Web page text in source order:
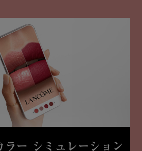
ラー シミュレーション